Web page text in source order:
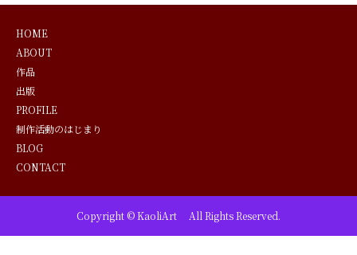
HOME
ABOUT
作品
出版
PROFILE
制作活動のはじまり
BLOG
CONTACT
Copyright © KaoliArt All Rights Reserved.